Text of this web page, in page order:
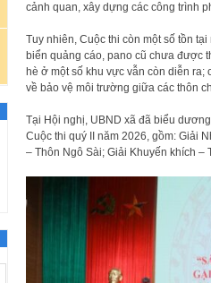
cảnh quan, xây dựng các công trình
Tuy nhiên, Cuộc thi còn một số tồn
biển quảng cáo, pano cũ chưa được
hè ở một số khu vực vẫn còn diễn
về bảo vệ môi trường giữa các thôn
Tại Hội nghị, UBND xã đã biểu
Cuộc thi quý II năm 2026, gồm: Giải
– Thôn Ngô Sài; Giải Khuyến khích –